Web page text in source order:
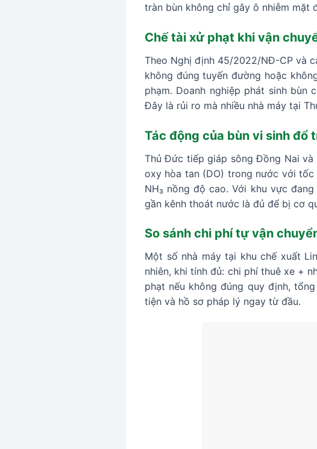
tràn bùn không chỉ gây ô nhiễm mặt
Chế tài xử phạt khi vận
Theo Nghị định 45/2022/NĐ-CP và
không đúng tuyến đường hoặc
phạm. Doanh nghiệp phát sinh bùn
Đây là rủi ro mà nhiều nhà máy tại
Tác động của bùn vi sinh
Thủ Đức tiếp giáp sông Đồng Nai và
oxy hòa tan (DO) trong nước với
NH₃ nồng độ cao. Với khu vực
gần kênh thoát nước là đủ để bị cơ
So sánh chi phí tự vận
Một số nhà máy tại khu chế xuất
nhiên, khi tính đủ: chi phí thuê xe +
phạt nếu không đúng quy định,
tiện và hồ sơ pháp lý ngay từ đầu.